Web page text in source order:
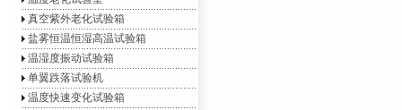
真空紫外老化试验箱
盐雾恒温恒湿高温试验箱
温湿度振动试验箱
单翼跌落试验机
温度快速变化试验箱